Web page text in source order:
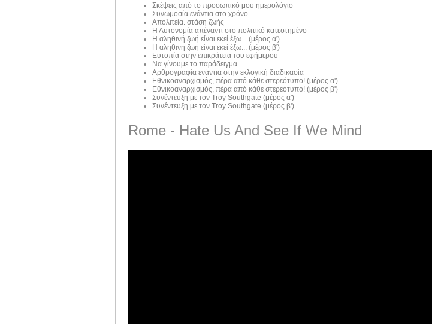
Σκέψεις από το προσωπικό μου ημερολόγιο
Συνωμοσία ενάντια στο χρόνο
Απολιτεία. στάση ζωής
Η Αυτονομία απέναντι στο πολιτικό κατεστημένο
Η αληθινή ζωή είναι εκεί έξω... (μέρος α')
Η αληθινή ζωή είναι εκεί έξω... (μέρος β')
Ευτοπία στην επικράτεια του εφήμερου
Να γίνουμε το παράδειγμα
Αρθρογραφία ενάντια στην εκλογική διαδικασία
Εθνικοαναρχισμός, πέρα από κάθε στερεότυπο! (μέρος α')
Εθνικοαναρχισμός, πέρα από κάθε στερεότυπο! (μέρος β')
Συνέντευξη με τον Troy Southgate (μέρος α')
Συνέντευξη με τον Troy Southgate (μέρος β')
Rome - Hate Us And See If We Mind